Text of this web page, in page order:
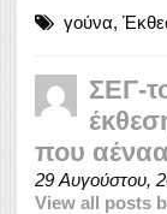
γούνα,
ΣΕΓ-
που
29 Αυγούστου,
View all posts